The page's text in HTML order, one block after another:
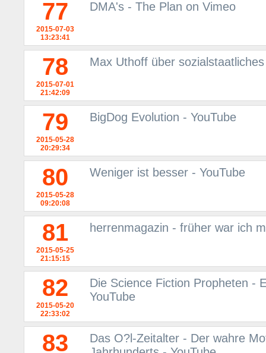
77
2015-07-03
13:23:41
DMA's - The Plan on Vimeo
78
2015-07-01
21:42:09
Max Uthoff über
79
2015-05-28
20:29:34
BigDog Evolution - YouTube
80
2015-05-28
09:20:08
Weniger ist besser - YouTube
81
2015-05-25
21:15:15
herrenmagazin - früher war ich
82
2015-05-20
22:33:02
Die Science Fiction Propheten -
YouTube
83
Das O?l-Zeitalter - Der wahre